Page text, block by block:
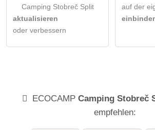
Camping Stobreč Split
aktualisieren
oder verbessern
auf der
ECOCAMP Camping Stobreč
empfehlen: